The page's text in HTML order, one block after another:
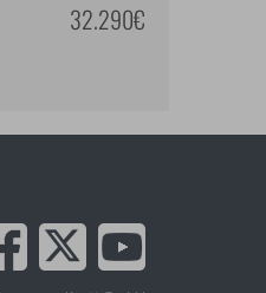
32.290€